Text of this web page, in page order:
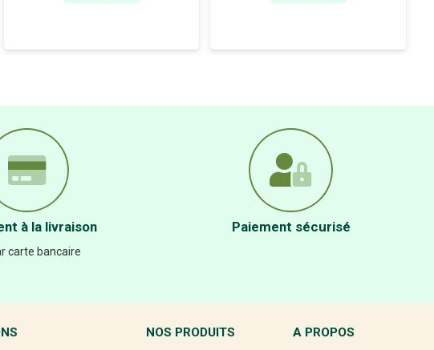
à la livraison
carte bancaire
Paiement sécurisé
NOS PRODUITS A PROPOS